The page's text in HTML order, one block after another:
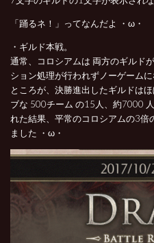
「踊るネ！」ってなんだよ ・ω・
・ギルド本戦。
通常、コロシアムは 両方のギルド
ション処理が行われずノーゲームに
ところが、決勝進出したギルドは
ブな 500チーム の15人、約7000
れた結果、平常のコロシアムの3倍
ました ・ω・